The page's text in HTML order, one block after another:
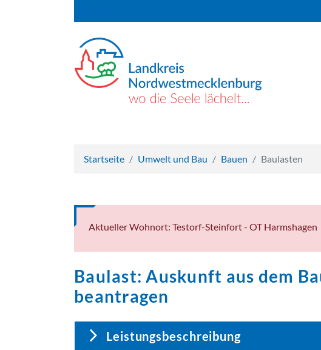
Startseite Umwelt und Bau Bauen Baulasten
Aktueller Wohnort: Testorf-Steinfort - OT Harmshagen
Baulast: Auskunft aus dem
beantragen
Leistungsbeschreibung